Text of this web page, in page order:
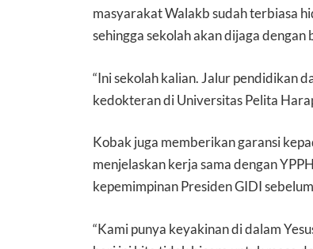
masyarakat Walakb sudah terbiasa
sehingga sekolah akan dijaga dengan
“Ini sekolah kalian. Jalur pendidikan
kedokteran di Universitas Pelita
Kobak juga memberikan garansi
menjelaskan kerja sama dengan
kepemimpinan Presiden GIDI
“Kami punya keyakinan di dalam